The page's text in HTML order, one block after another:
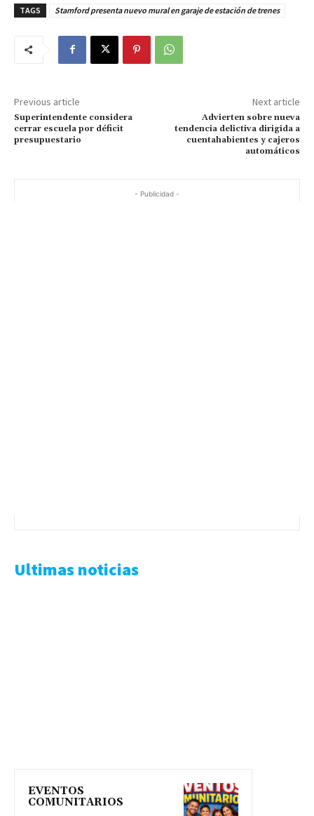
TAGS Stamford presenta nuevo mural en garaje de estación de trenes
Previous article
Superintendente considera
cerrar escuela por déficit
presupuestario
Next article
Advierten sobre nueva
tendencia delictiva dirigida a
cuentahabientes y cajeros
automáticos
- Publicidad -
Ultimas noticias
EVENTOS
COMUNITARIOS